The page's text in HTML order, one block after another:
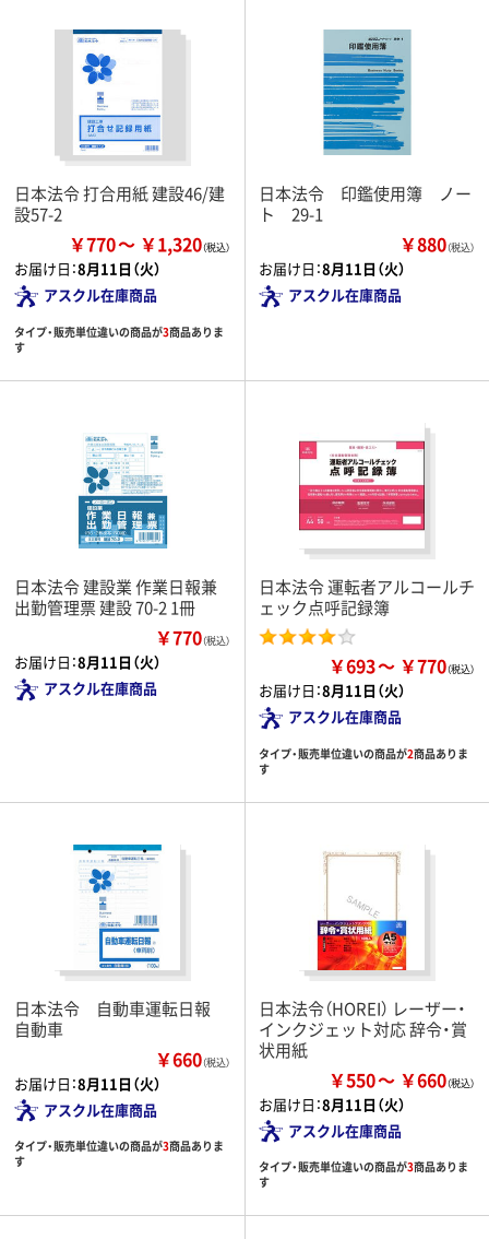
日本法令 打合用紙 建設46/建
設57-2
￥770 ￥1,320
お届け日：8月11日（火）
アスクル在庫商品
タイプ・販売単位違いの商品が3商品ありま
す
日本法令 印鑑使用簿 ノー
ト 29-1
￥880（税込）
お届け日：8月11日（火）
アスクル在庫商品
日本法令 建設業 作業日報兼
出勤管理票 建設 70-2 1冊
￥770（税込）
お届け日：8月11日（火）
アスクル在庫商品
日本法令 運転者アルコールチ
ェック点呼記録簿
￥693 ￥770
お届け日：8月11日（火）
アスクル在庫商品
タイプ・販売単位違いの商品が2商品ありま
す
日本法令 自動車運転日報
自動車
￥660（税込）
お届け日：8月11日（火）
アスクル在庫商品
タイプ・販売単位違いの商品が3商品ありま
す
日本法令（HOREI） レーザー・
インクジェット対応 辞令・賞
状用紙
￥550 ￥660
お届け日：8月11日（火）
アスクル在庫商品
タイプ・販売単位違いの商品が3商品ありま
す